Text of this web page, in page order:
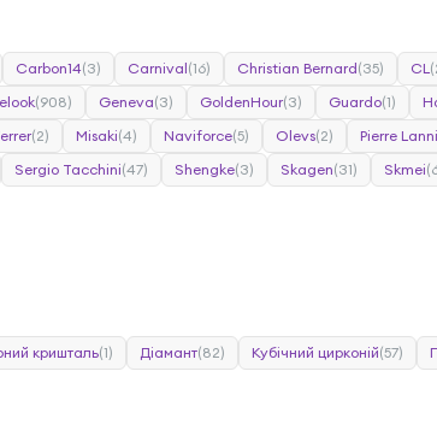
Carbon14(3) Carnival(16) Christian Bernard(35) CL
(908) Geneva(3) GoldenHour(3) Guardo(1)
(2) Misaki(4) Naviforce(5) Olevs(2) Pierre
Sergio Tacchini(47) Shengke(3) Skagen(31) Skmei
кришталь(1) Діамант(82) Кубічний цирконій(57)